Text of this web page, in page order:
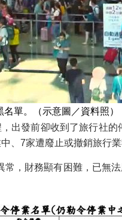
單。（示意圖／資料照）
出發前卻收到了旅行社
、7家遭廢止或撤銷旅行業
，財務顯有困難，已無